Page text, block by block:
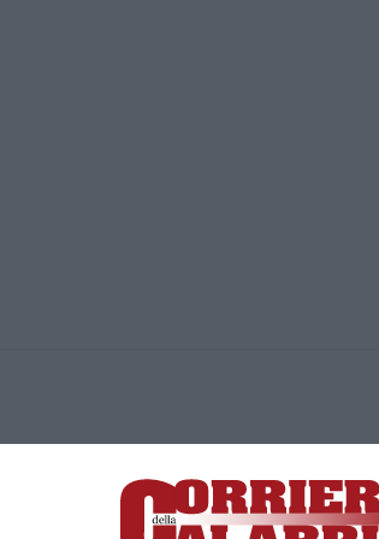
Lamezia Terme (CZ)
responsabile Paola Militano |Privacy